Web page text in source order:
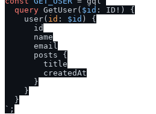
query GetUser( $id : ID ! )
{
    user
( id : $id ) {
      id
      name
      email
      posts
{
        title
        createdAt
}
}
}
`